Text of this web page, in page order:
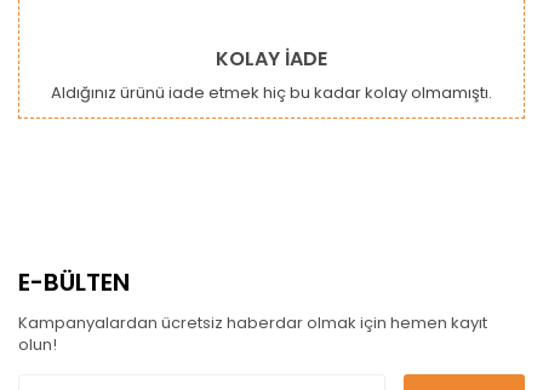
KOLAY İADE
Aldığınız ürünü iade etmek hiç bu kadar kolay olmamıştı.
E-BÜLTEN
Kampanyalardan ücretsiz haberdar olmak için hemen kayıt
olun!